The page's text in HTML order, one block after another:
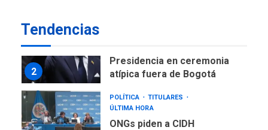
Tendencias
2
Presidencia en ceremonia
atípica fuera de Bogotá
POLÍTICA
TITULARES
ÚLTIMA HORA
ONGs piden a CIDH